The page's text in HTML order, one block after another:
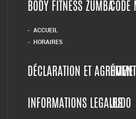
BODY FITNESS ZUMBA
ACCUEIL
HORAIRES
CODE
DÉCLARATION ET AGRÉMENT
HOME
INFORMATIONS LEGALESJUDO